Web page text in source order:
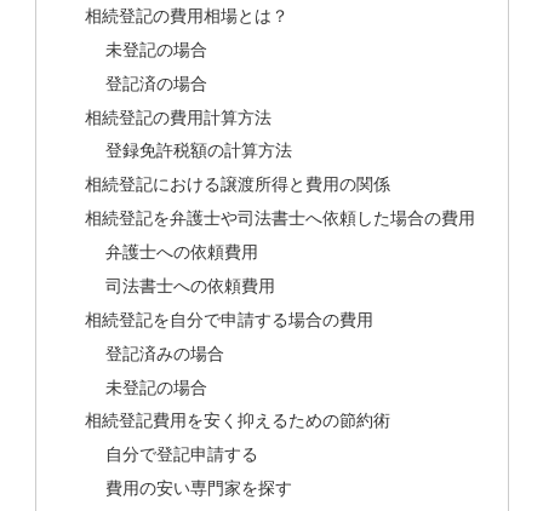
相続登記の費用相場とは？
未登記の場合
登記済の場合
相続登記の費用計算方法
登録免許税額の計算方法
相続登記における譲渡所得と費用の関係
相続登記を弁護士や司法書士へ依頼した場合の費用
弁護士への依頼費用
司法書士への依頼費用
相続登記を自分で申請する場合の費用
登記済みの場合
未登記の場合
相続登記費用を安く抑えるための節約術
自分で登記申請する
費用の安い専門家を探す